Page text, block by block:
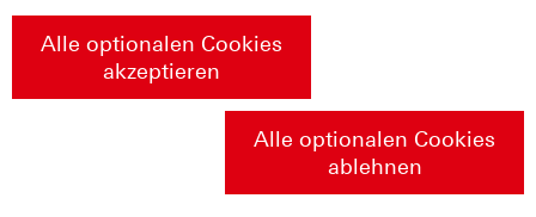
Alle optionalen Cookies
akzeptieren
Alle optionalen Cookies
ablehnen